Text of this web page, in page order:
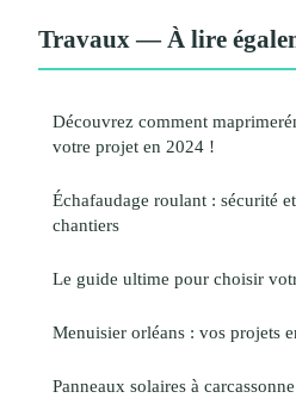
Travaux — À lire
Découvrez comment
votre projet en 2024 !
Échafaudage roulant : sécurité
chantiers
Le guide ultime pour choisir
Menuisier orléans : vos projets
Panneaux solaires à